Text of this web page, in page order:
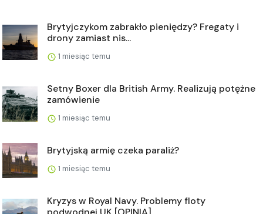
Brytyjczykom zabrakło pieniędzy? Fregaty i
drony zamiast nis...
1 miesiąc temu
Setny Boxer dla British Army. Realizują potężne
zamówienie
1 miesiąc temu
Brytyjską armię czeka paraliż?
1 miesiąc temu
Kryzys w Royal Navy. Problemy floty